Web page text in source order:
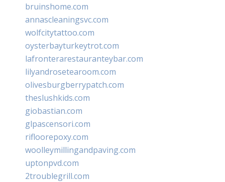
bruinshome.com
annascleaningsvc.com
wolfcitytattoo.com
oysterbayturkeytrot.com
lafronterarestauranteybar.com
lilyandrosetearoom.com
olivesburgberrypatch.com
theslushkids.com
giobastian.com
glpascensori.com
rifloorepoxy.com
woolleymillingandpaving.com
uptonpvd.com
2troublegrill.com